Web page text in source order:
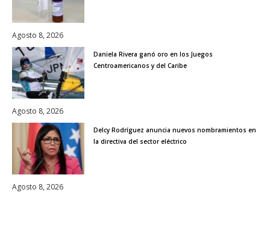
Agosto 8, 2026
Daniela Rivera ganó oro en los Juegos
Centroamericanos y del Caribe
Agosto 8, 2026
Delcy Rodríguez anuncia nuevos nombramientos en
la directiva del sector eléctrico
Agosto 8, 2026